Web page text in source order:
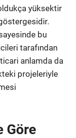
yüksektir
bu
tarafından
ticari anlamda da
projeleriyle
Göre